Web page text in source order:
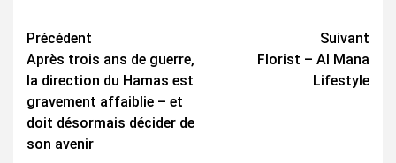
Navigation
d’article
Précédent
Après trois ans de guerre,
la direction du Hamas est
gravement affaiblie – et
doit désormais décider de
son avenir
Suivant
Florist – Al Mana
Lifestyle